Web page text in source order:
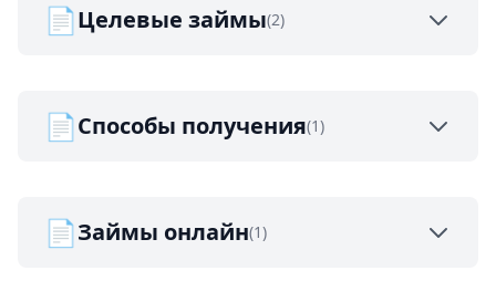
📄Целевые займы(2)
📄Способы получения(1)
📄Займы онлайн(1)